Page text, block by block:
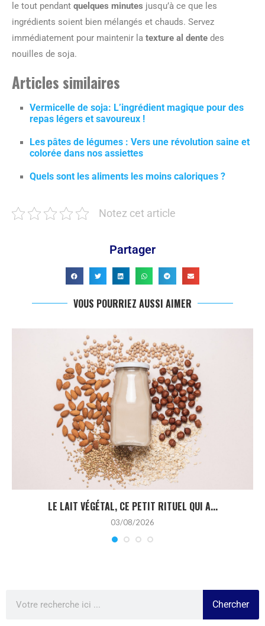
le tout pendant quelques minutes jusqu’à ce que les
ingrédients soient bien mélangés et chauds. Servez
immédiatement pour maintenir la texture al dente des
nouilles de soja.
Articles similaires
Vermicelle de soja: L’ingrédient magique pour des
repas légers et savoureux !
Les pâtes de légumes : Vers une révolution saine et
colorée dans nos assiettes
Quels sont les aliments les moins caloriques ?
Notez cet article
Partager
VOUS POURRIEZ AUSSI AIMER
LE LAIT VÉGÉTAL, CE PETIT RITUEL QUI A...
03/08/2026
Chercher